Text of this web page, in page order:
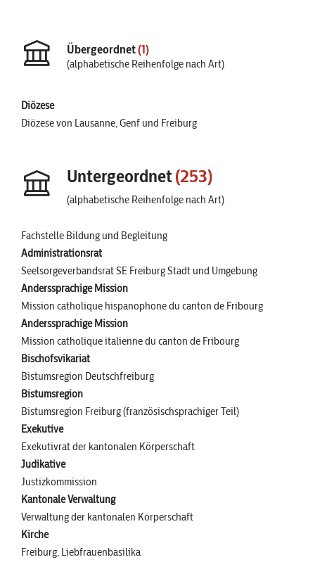
Übergeordnet(1)
(alphabetische Reihenfolge nach Art)
Diözese
Diözese von Lausanne, Genf und Freiburg
Untergeordnet(253)
(alphabetische Reihenfolge nach Art)
Fachstelle Bildung und Begleitung
Administrationsrat
Seelsorgeverbandsrat SE Freiburg Stadt und Umgebung
Anderssprachige Mission
Mission catholique hispanophone du canton de Fribourg
Anderssprachige Mission
Mission catholique italienne du canton de Fribourg
Bischofsvikariat
Bistumsregion Deutschfreiburg
Bistumsregion
Bistumsregion Freiburg (französischsprachiger Teil)
Exekutive
Exekutivrat der kantonalen Körperschaft
Judikative
Justizkommission
Kantonale Verwaltung
Verwaltung der kantonalen Körperschaft
Kirche
Freiburg, Liebfrauenbasilika